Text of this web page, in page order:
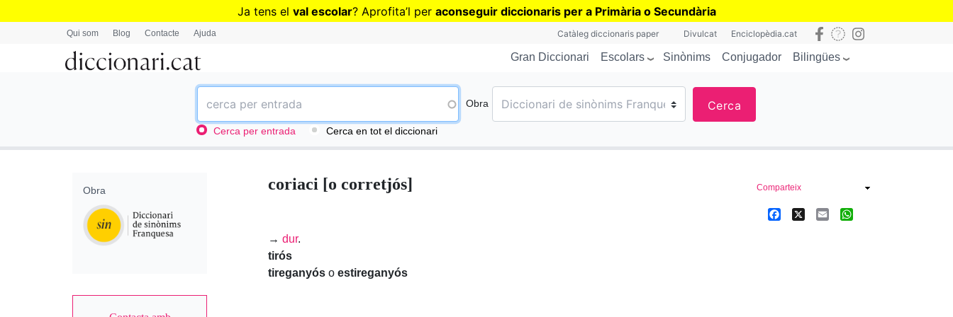
Vés
Ja tens el val escolar? Aprofita’l per aconseguir diccionaris per a Primària o Secundària
Qui som Blog Contacte Ajuda Catàleg diccionaris paper Divulcat Enciclopèdia.cat
Gran Diccionari Escolars Sinònims Conjugador Bilingües
Obra Cerca
Cerca per entrada Cerca en tot el diccionari
coriaci [ocorretjós]
→dur.
tirós
tireganyós oestireganyós
Obra Comparteix
Facebook Email